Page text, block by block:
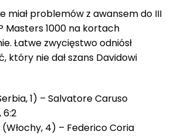
miał problemów z awansem do III
Masters 1000 na kortach
Łatwe zwycięstwo odniósł
który nie dał szans Davidowi
1) – Salvatore Caruso
6:2
4) – Federico Coria